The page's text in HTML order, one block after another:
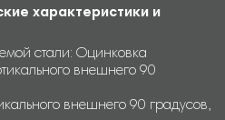
характеристики и
стали: Оцинковка
внешнего 90
внешнего 90 градусов,